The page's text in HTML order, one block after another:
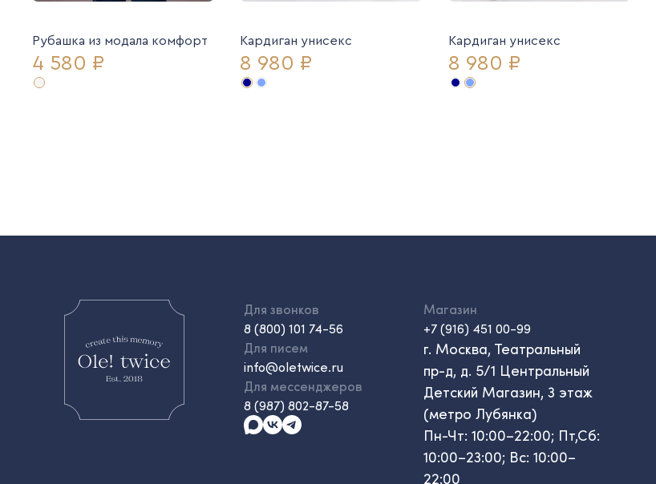
Рубашка из модала комфорт
4 580 ₽
Кардиган унисекс
8 980 ₽
Кардиган унисекс
8 980 ₽
Для звонков
8 (800) 101 74-56
Для писем
info@oletwice.ru
Для мессенджеров
8 (987) 802-87-58
Магазин
+7 (916) 451 00-99
г. Москва, Театральный
пр-д, д. 5/1 Центральный
Детский Магазин, 3 этаж
(метро Лубянка)
Пн-Чт: 10:00–22:00; Пт,Сб:
10:00–23:00; Вс: 10:00–
22:00